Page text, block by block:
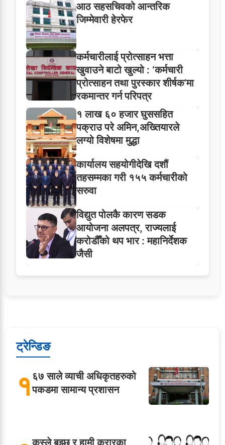
आठ सहसचिवको आन्तरिक
जिम्मेवारी हेरफेर
कर्मचारीलाई प्रोत्साहन भत्ता
खुवाउने बाटो खुल्यो : ‘कर्मचारी
प्रोत्साहन तथा पुरस्कार शीर्षक’मा
रकमान्तर गर्न परिपत्र
१ लाख ६० हजार घुससहित
पक्राउ परे अमिन,अख्तियारले
लग्यो विशेषमा मुद्धा
कार्यालय सहयोगीदेखि दशौं
तहसम्मका गरी १५५ कर्मचारीको
सरुवा
विद्युत पोलकै कारण सडक
आयोजना अलपत्र, राज्यलाई
करोडौँको थप भार : महानिर्देशक
जैसी
ट्रेन्डिङ
१६७ साले व्याची अधिकृतहरुको
पकडमा सामान्य प्रशासन
कस्ले बुझ्छ र हामी करारका